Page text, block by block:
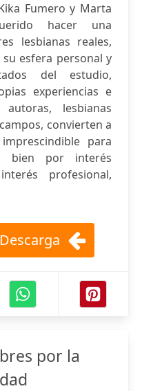
Fumero y Marta
hacer una
lesbianas reales,
esfera personal y
del estudio,
experiencias e
lesbianas
convierten a
para
bien por interés
profesional,
por la